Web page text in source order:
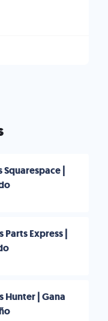
|
Express |
Hunter | Gana